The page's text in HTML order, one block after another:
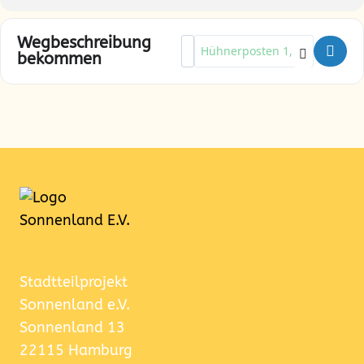
Wegbeschreibung
bekommen
Address - Gemeinsamer
Destination Address -
Stadtteilprojekt
Sonnenland e.V.
Sonnenland 13
22115 Hamburg